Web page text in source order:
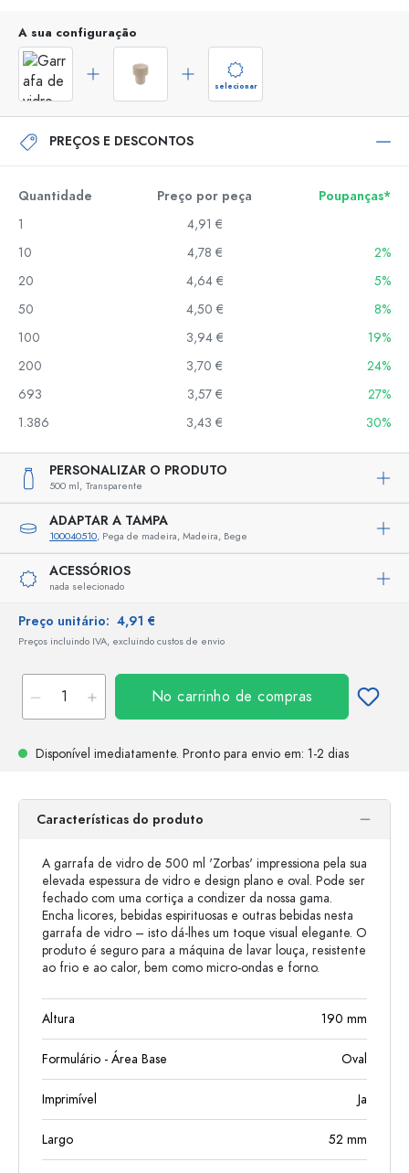
A sua configuração
selecionar
PREÇOS E DESCONTOS
Quantidade Preço por peça
Poupanças*
1
4,91 €
10
4,78 €
2%
20
4,64 €
5%
50
4,50 €
8%
100
3,94 €
19%
200
3,70 €
24%
693
3,57 €
27%
1.386
3,43 € 30%
PERSONALIZAR O PRODUTO
500 ml, Transparente
ADAPTAR A TAMPA
100040510, Pega de madeira, Madeira, Bege
ACESSÓRIOS
nada selecionado
Preço unitário: 4,91 €
Preços incluindo IVA, excluindo custos de envio
No carrinho de compras
Disponível imediatamente. Pronto para envio em: 1-2 dias
Características do produto
A garrafa de vidro de 500 ml 'Zorbas' impressiona pela sua
elevada espessura de vidro e design plano e oval. Pode ser
fechado com uma cortiça a condizer da nossa gama.
Encha licores, bebidas espirituosas e outras bebidas nesta
garrafa de vidro – isto dá-lhes um toque visual elegante. O
produto é seguro para a máquina de lavar louça, resistente
ao frio e ao calor, bem como micro-ondas e forno.
Altura 190 mm
Formulário - Área Base Oval
Imprimível Ja
Largo 52 mm